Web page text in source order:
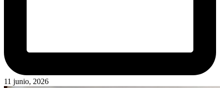
11 junio, 2026